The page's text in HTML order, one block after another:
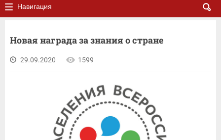
Навигация
Новая награда за знания о стране
29.09.2020 1599